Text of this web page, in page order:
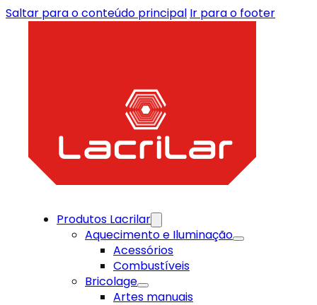
Saltar para o conteúdo principal Ir para o footer
Produtos Lacrilar
Aquecimento e Iluminação
Acessórios
Combustíveis
Bricolage
Artes manuais